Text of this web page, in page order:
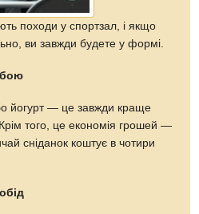
походи у спортзал, і якщо
ви завжди будете у формі.
йогурт — це завжди краще
того, це економія грошей —
сніданок коштує в чотири